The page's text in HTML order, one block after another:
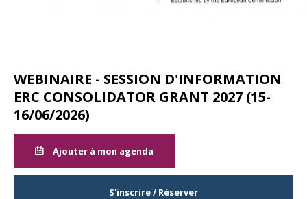
WEBINAIRE - SESSION D'INFORMATION
ERC CONSOLIDATOR GRANT 2027 (15-
16/06/2026)
Ajouter à mon agenda
S'inscrire / Réserver